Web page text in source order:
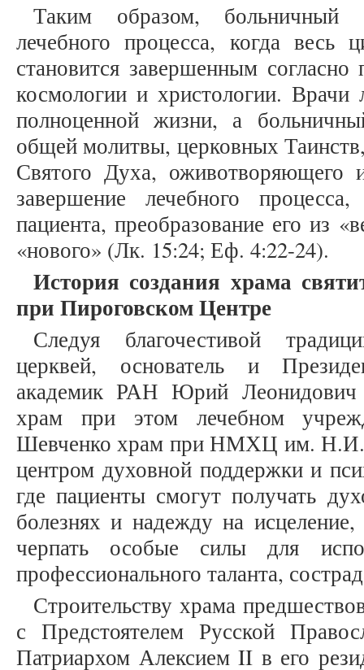
Таким образом, больничный
лечебного процесса, когда весь
становится завершенным согласно
космологии и христологии. Врачи
полноценной жизни, а
общей молитвы, церковных
Святого Духа,
завершение лечебного процесса,
пациента, преобразование его из
«нового» (Лк. 15:24; Еф. 4:22-24).
История создания храма
при Пироговском Центре
Следуя благочестивой
церквей, основатель и
академик РАН Юрий Леонидович
храм при этом лечебном
Шевченко храм при НМХЦ им. Н.И.
центром духовной поддержки и
где пациенты смогут получать
болезнях и надежду на
черпать особые силы для
профессионального таланта,
Строительству храма
с Предстоятелем Русской
Патриархом Алексием II в его